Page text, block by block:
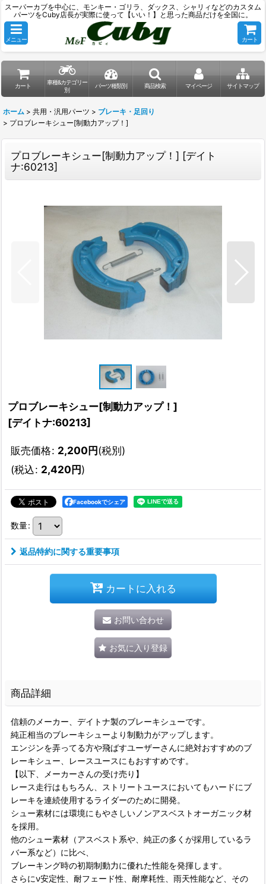
スーパーカブを中心に、モンキー・ゴリラ、ダックス、シャリィなどのカスタム
パーツをCuby店長が実際に使って【いい！】と思った商品だけを全国に。
メニュー カート
カート
車種&カテゴリー
別
パーツ種類別 商品検索 マイページ サイトマップ
ホーム > 共用・汎用パーツ > ブレーキ・足回り
> プロブレーキシュー[制動力アップ！]
プロブレーキシュー[制動力アップ！] [デイト
ナ:60213]
プロブレーキシュー[制動力アップ！]
[デイトナ:60213]
販売価格: 2,200円(税別)
(税込: 2,420円)
Facebookでシェア
数量:
返品特約に関する重要事項
カートに入れる
お問い合わせ
お気に入り登録
商品詳細
信頼のメーカー、デイトナ製のブレーキシューです。
純正相当のブレーキシューより制動力がアップします。
エンジンを弄ってる方や飛ばすユーザーさんに絶対おすすめのブ
レーキシュー、レースユースにもおすすめです。
【以下、メーカーさんの受け売り】
レース走行はもちろん、ストリートユースにおいてもハードにブ
レーキを連続使用するライダーのために開発。
シュー素材には環境にもやさしいノンアスベストオーガニック材
を採用。
他のシュー素材（アスベスト系や、純正の多くが採用しているラ
バー系など）に比べ、
ブレーキング時の初期制動力に優れた性能を発揮します。
さらにν安定性、耐フェード性、耐摩耗性、雨天性能など、その